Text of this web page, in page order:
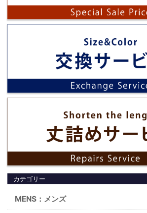
カテゴリー
MENS：メンズ